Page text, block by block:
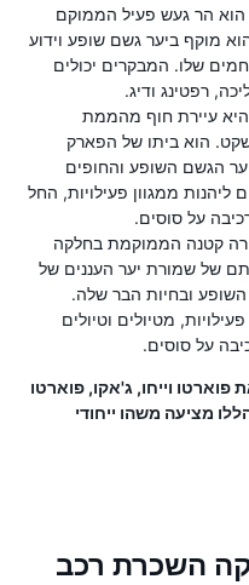
הר געש פעיל הממוקם
מוקף ביער גשם שופע וידוע
שלו. המבקרים יכולים
רפטינג ודיג.
היא עיירת חוף מהממת
הוא ביתו של הפארק
הגשם השופע והחופים
ממגוון פעילויות, החל
על סוסים.
קטנה הממוקמת בחלקה
של שמורת יער העננים של
השופע ובחיות הבר שלה.
מטיולים וטיולים
על סוסים.
פוארטו וייחו, ג'אקו, פוארטו
מציעה משהו ייחודי
השכרת רכב